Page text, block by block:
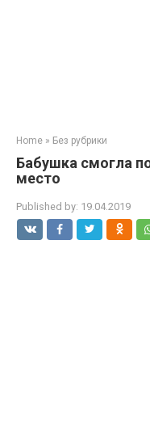
Home » Без рубрики
Бабушка смогла
место
Published by: 19.04.2019